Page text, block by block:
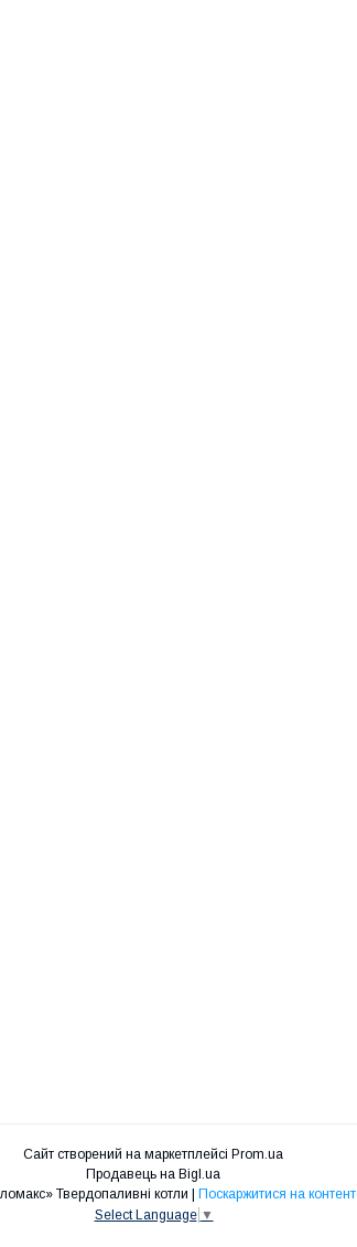
Сайт створений на маркетплейсі Prom.ua
Продавець на Bigl.ua
Поскаржитися на контент
Select Language ▼